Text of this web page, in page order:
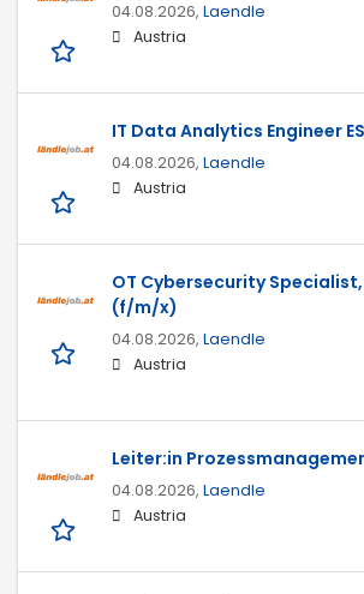
04.08.2026, Laendle
Austria
IT Data Analytics Engineer
04.08.2026, Laendle
Austria
OT Cybersecurity
(f/m/x)
04.08.2026, Laendle
Austria
Leiter:in
04.08.2026, Laendle
Austria